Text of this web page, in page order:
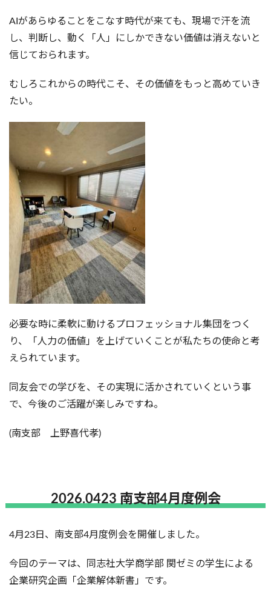
AIがあらゆることをこなす時代が来ても、現場で汗を流
し、判断し、動く「人」にしかできない価値は消えないと
信じておられます。
むしろこれからの時代こそ、その価値をもっと高めていき
たい。
必要な時に柔軟に動けるプロフェッショナル集団をつく
り、「人力の価値」を上げていくことが私たちの使命と考
えられています。
同友会での学びを、その実現に活かされていくという事
で、今後のご活躍が楽しみですね。
(南支部 上野喜代孝)
2026.0423 南支部4月度例会
4月23日、南支部4月度例会を開催しました。
今回のテーマは、同志社大学商学部 関ゼミの学生による
企業研究企画「企業解体新書」です。